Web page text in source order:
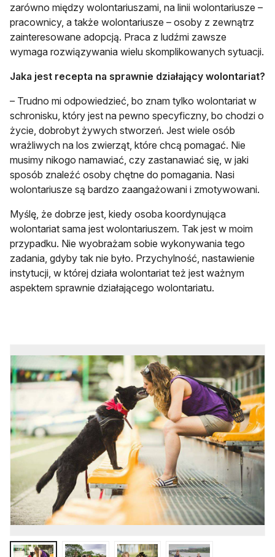
zarówno między wolontariuszami, na linii wolontariusze –
pracownicy, a także wolontariusze – osoby z zewnątrz
zainteresowane adopcją. Praca z ludźmi zawsze
wymaga rozwiązywania wielu skomplikowanych sytuacji.
Jaka jest recepta na sprawnie działający wolontariat?
– Trudno mi odpowiedzieć, bo znam tylko wolontariat w
schronisku, który jest na pewno specyficzny, bo chodzi o
życie, dobrobyt żywych stworzeń. Jest wiele osób
wrażliwych na los zwierząt, które chcą pomagać. Nie
musimy nikogo namawiać, czy zastanawiać się, w jaki
sposób znaleźć osoby chętne do pomagania. Nasi
wolontariusze są bardzo zaangażowani i zmotywowani.
Myślę, że dobrze jest, kiedy osoba koordynująca
wolontariat sama jest wolontariuszem. Tak jest w moim
przypadku. Nie wyobrażam sobie wykonywania tego
zadania, gdyby tak nie było. Przychylność, nastawienie
instytucji, w której działa wolontariat też jest ważnym
aspektem sprawnie działającego wolontariatu.